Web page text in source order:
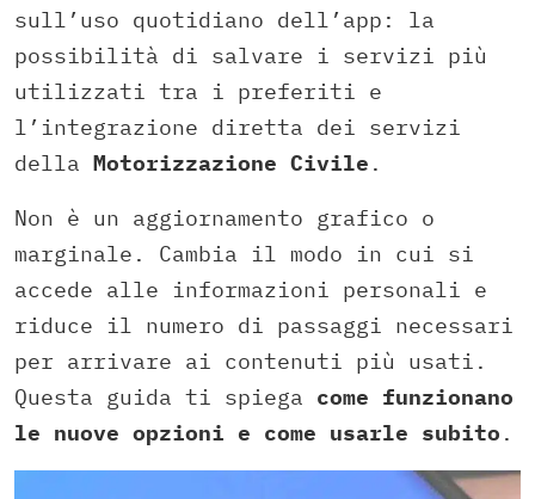
sull’uso quotidiano dell’app: la
possibilità di salvare i servizi più
utilizzati tra i preferiti e
l’integrazione diretta dei servizi
della Motorizzazione Civile .
Non è un aggiornamento grafico o
marginale. Cambia il modo in cui si
accede alle informazioni personali e
riduce il numero di passaggi necessari
per arrivare ai contenuti più usati.
Questa guida ti spiega come funzionano
le nuove opzioni e come usarle subito .